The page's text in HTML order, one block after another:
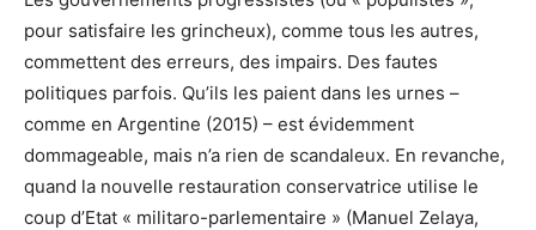
pour satisfaire les grincheux), comme tous les autres,
commettent des erreurs, des impairs. Des fautes
politiques parfois. Qu’ils les paient dans les urnes –
comme en Argentine (2015) – est évidemment
dommageable, mais n’a rien de scandaleux. En revanche,
quand la nouvelle restauration conservatrice utilise le
coup d’Etat « militaro-parlementaire » (Manuel Zelaya,